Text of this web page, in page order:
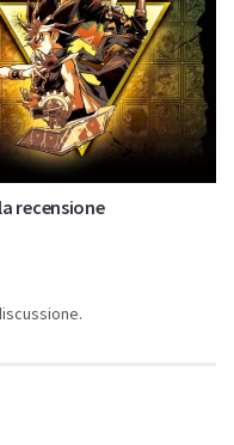
la recensione